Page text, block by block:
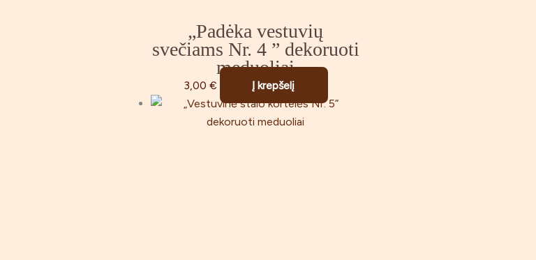
„Padėka vestuvių
svečiams Nr. 4 ” dekoruoti
meduoliai
3,00 € Į krepšelį